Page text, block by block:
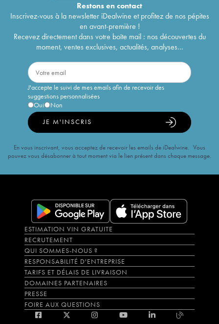
Restons encontact
Inscrivez-vous à la newsletter iDealwine et profitez de nos pépites
en avant-première !
Recevez directement dans votre boîte mail : nos découvertes du
moment, ventes exclusives, actualités, analyses...
J'accepte le suivi de mes emails afin de recevoir des
suggestions personnalisées
Oui
Non
JE M'INSCRIS
En vous inscrivant, vous acceptez de recevoir les emails de iDealwine. Vous
pouvez vous désabonner à tout moment via le lien présent dans chaque message.
ESTIMATION VIN GRATUITE
RECRUTEMENT
QUI SOMMES-NOUS ?
RESPONSABILITÉ D'ENTREPRISE
TARIFS ET DÉLAIS DE LIVRAISON
DOMAINES PARTENAIRES
PRESSE
FOIRE AUX QUESTIONS